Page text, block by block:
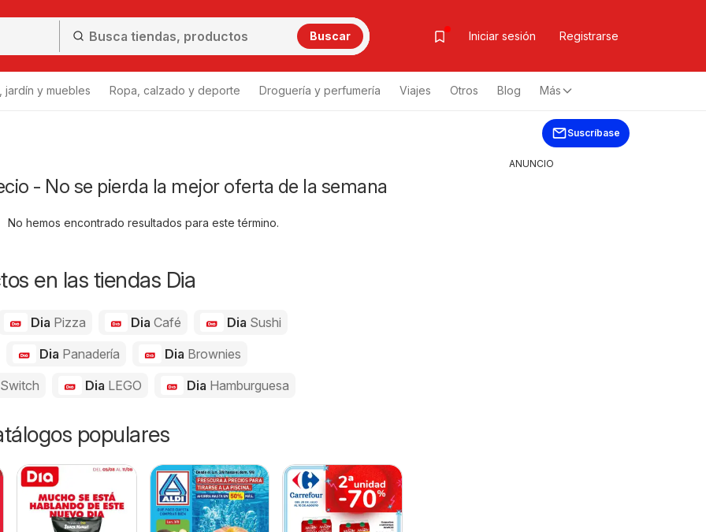
Buscar Iniciar sesión Registrarse
jardín y muebles Ropa, calzado y deporte Droguería y perfumería Viajes Otros Blog Más
Suscríbase
- No se pierda la mejor oferta de la semana
No hemos encontrado resultados para este término.
en las tiendas Dia
Dia Pizza DiaCafé Dia Sushi
Dia Panadería Dia Brownies
Dia LEGO Dia Hamburguesa
populares
ANUNCIO